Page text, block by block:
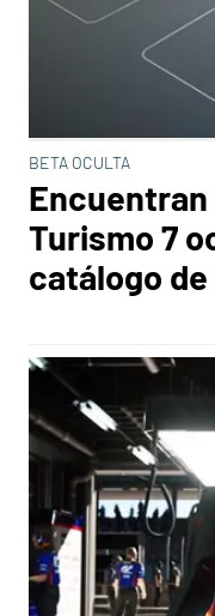
BETA OCULTA
Encuentran
Turismo 7
catálogo